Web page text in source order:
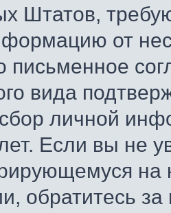
Штатов,
от
письменное
вида
личной
Если вы не
обратитесь